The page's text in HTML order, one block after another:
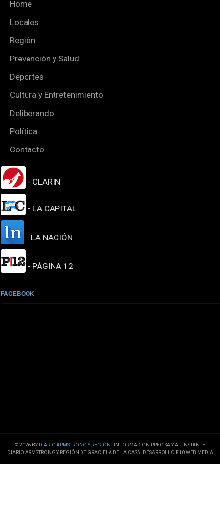
Home
Locales
Región
Prevención y Salud
Deportes
Cultura y Entretenimiento
Deliberando
Política
Contacto
- CLARIN
- LA CAPITAL
- LA NACIÓN
- PÁGINA 12
FACEBOOK
© 2026 BY DIARIO ARMSTRONG Y REGIÓN - INFORMACIÓN PRECISA Y AL INSTANTE
DIARIO ARMSTRONG Y REGIÓN DE GRACIELA DE LA CASA. DESARROLLO F10 WEB MEDIA